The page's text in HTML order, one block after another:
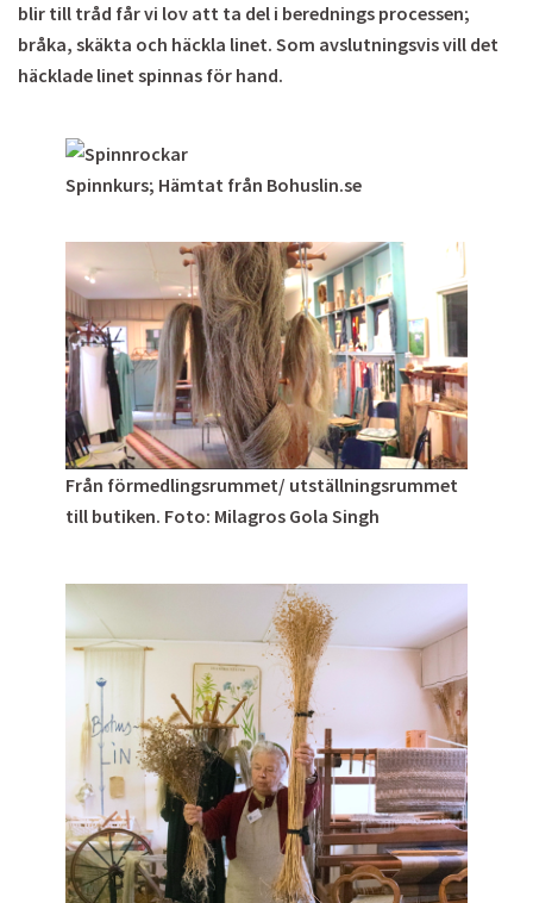
blir till tråd får vi lov att ta del i berednings processen;
bråka, skäkta och häckla linet. Som avslutningsvis vill det
häcklade linet spinnas för hand.
Spinnkurs; Hämtat från Bohuslin.se
Från förmedlingsrummet/ utställningsrummet
till butiken. Foto: Milagros Gola Singh